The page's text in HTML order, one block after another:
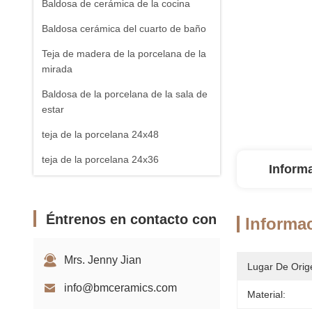
Baldosa de cerámica de la cocina
Baldosa cerámica del cuarto de baño
Teja de madera de la porcelana de la
mirada
Baldosa de la porcelana de la sala de
estar
teja de la porcelana 24x48
teja de la porcelana 24x36
Azulejo de losa de porcelana
Éntrenos en contacto con
Mrs. Jenny Jian
info@bmceramics.com
Lugar De
Material: